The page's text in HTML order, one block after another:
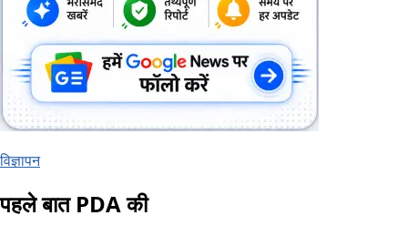
विज्ञापन
पहले बात PDA की